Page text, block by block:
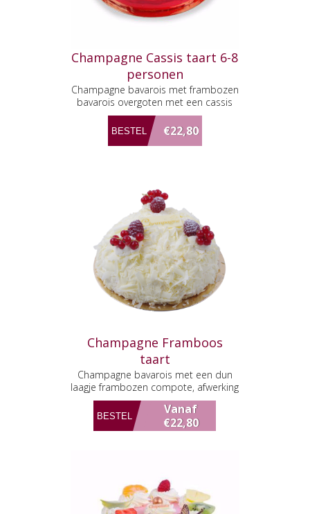
Champagne Cassis taart 6-8
personen
Champagne bavarois met frambozen
bavarois overgoten met een cassis
glacage
€22,80
Champagne Framboos
taart
Champagne bavarois met een dun
laagje frambozen compote, afwerking
met witte chocolade.
Vanaf
€22,80